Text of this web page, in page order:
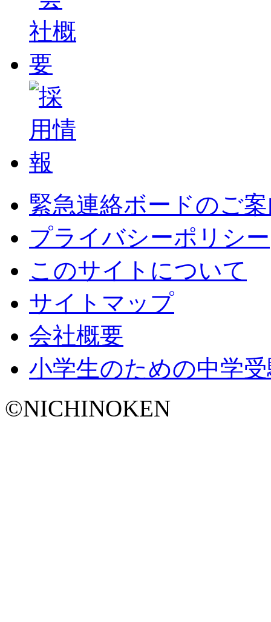
緊急連絡ボードのご
プライバシーポリシー
このサイトについて
サイトマップ
会社概要
小学生のための中学
©NICHINOKEN